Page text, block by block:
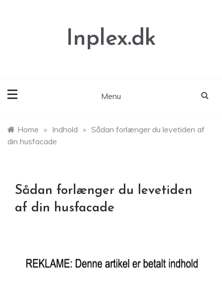
Inplex.dk
Menu
Home » Indhold » Sådan forlænger du levetiden af
din husfacade
Sådan forlænger du levetiden
af din husfacade